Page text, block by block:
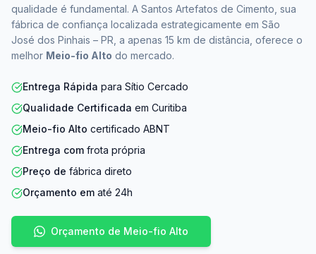
qualidade é fundamental. A Santos Artefatos de Cimento, sua
fábrica de confiança localizada estrategicamente em São
José dos Pinhais – PR, a apenas 15 km de distância, oferece o
melhor Meio-fio Alto do mercado.
Entrega Rápida para Sítio Cercado
Qualidade Certificada em Curitiba
Meio-fio Alto certificado ABNT
Entrega com frota própria
Preço de fábrica direto
Orçamento em até 24h
Orçamento de Meio-fio Alto